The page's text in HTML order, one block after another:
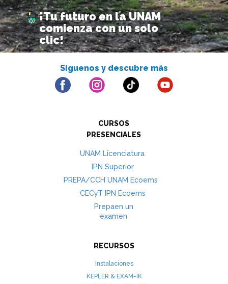
¡Tu futuro en la UNAM
comienza con un solo
clic!
Síguenos y d​​escubre más
CURSOS
PRESENCIALES
UNAM Licenciatura
IPN Superior
PREPA/CCH UNAM Ecoems
CECyT IPN Ecoems
Prepaen un
examen
RECURSOS
Instalaciones
KEPLER & EXAM-IK